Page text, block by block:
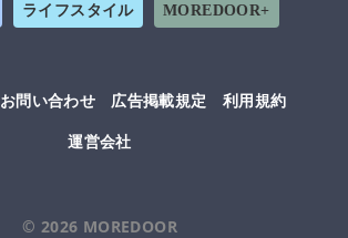
ライフスタイル MOREDOOR+
お問い合わせ 広告掲載規定
利用規約
運営会社
© 2026 MOREDOOR